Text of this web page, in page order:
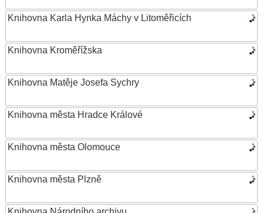
Knihovna Karla Hynka Máchy v Litoměřicích
Knihovna Kroměřížska
Knihovna Matěje Josefa Sychry
Knihovna města Hradce Králové
Knihovna města Olomouce
Knihovna města Plzně